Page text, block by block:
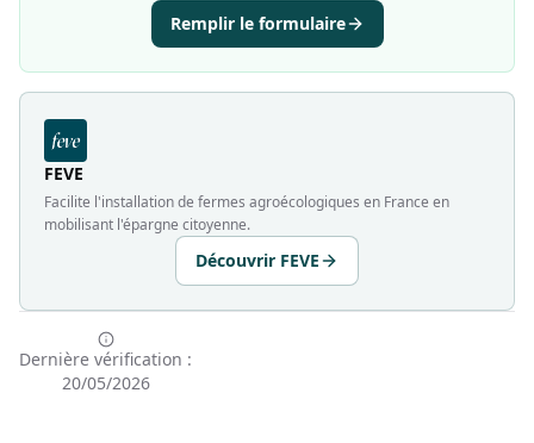
Remplir le formulaire
FEVE
Facilite l'installation de fermes agroécologiques en France en
mobilisant l'épargne citoyenne.
Découvrir FEVE
Dernière vérification :
20/05/2026